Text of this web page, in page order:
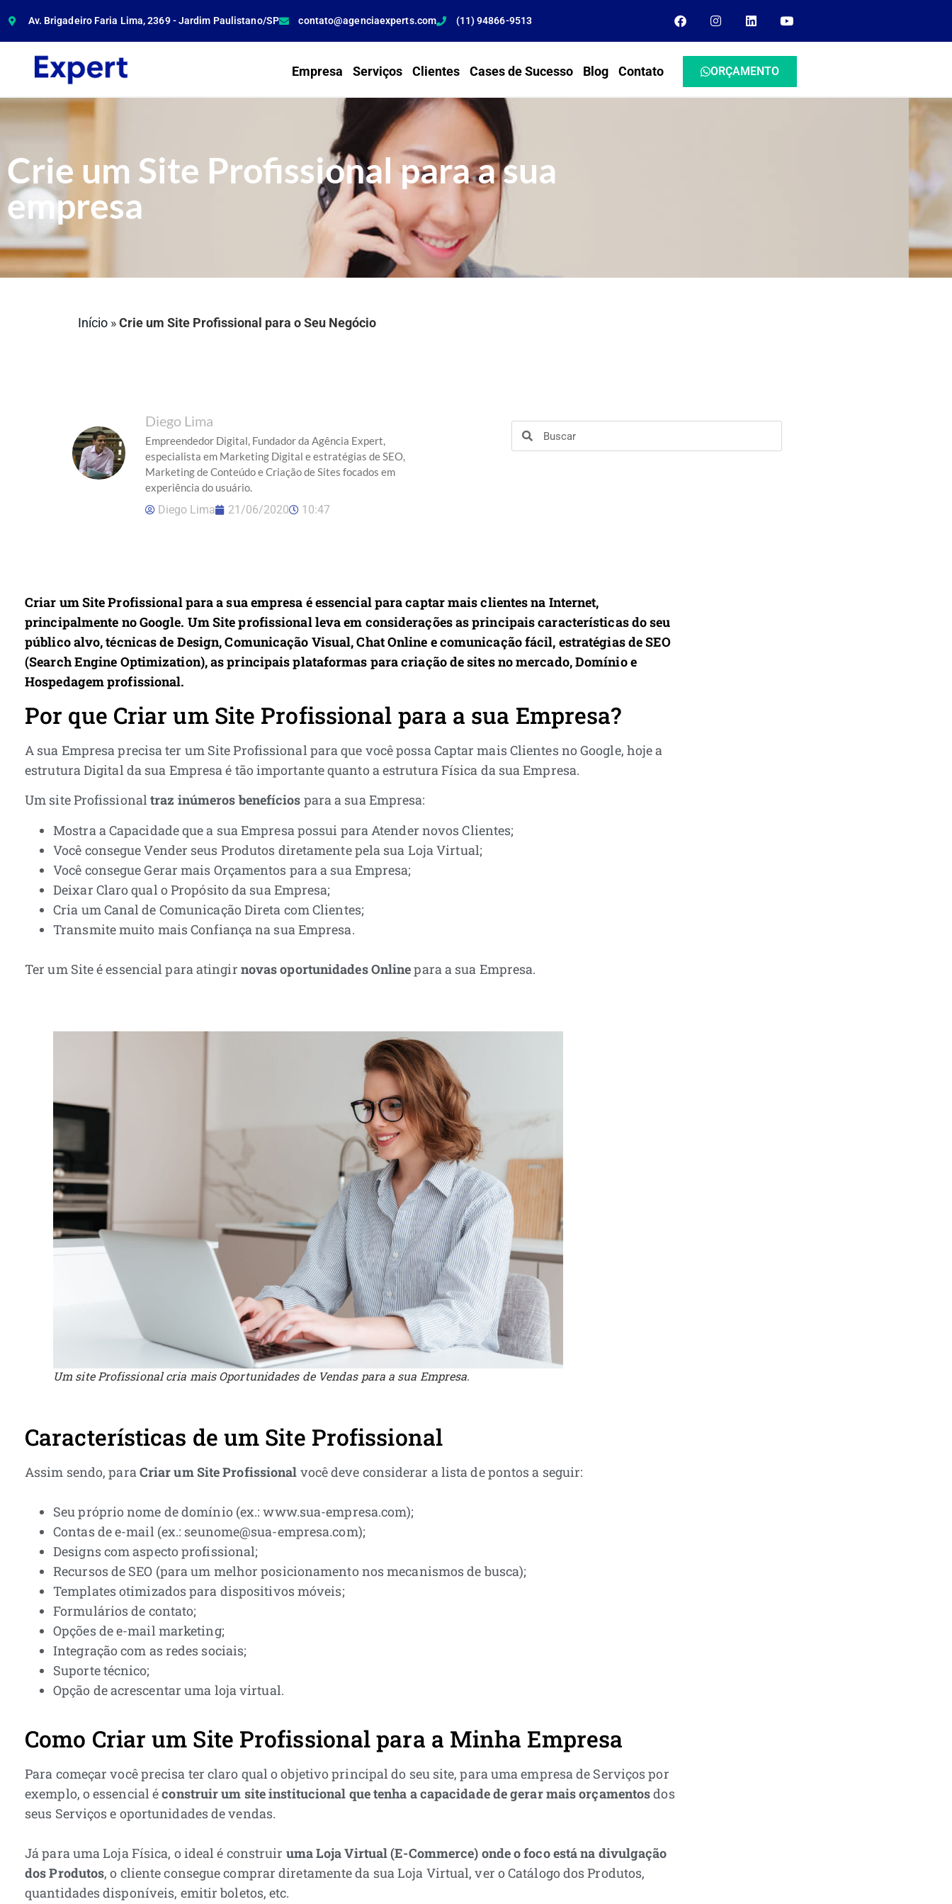
Av. Brigadeiro Faria Lima, 2369 - Jardim Paulistano/SP contato@agenciaexperts.com (11) 94866-9513
Empresa Serviços Clientes Cases de Sucesso Blog Contato ORÇAMENTO
Crie um Site Profissional para a sua
empresa
Início »Crie um Site Profissional para o Seu Negócio
Diego Lima
Empreendedor Digital, Fundador da Agência Expert,
especialista em Marketing Digital e estratégias de SEO,
Marketing de Conteúdo e Criação de Sites focados em
experiência do usuário.
Diego Lima 21/06/2020 10:47
Criar um Site Profissional para a sua empresa é essencial para captar mais clientes na Internet,
principalmente no Google. Um Site profissional leva em considerações as principais características do seu
público alvo, técnicas de Design, Comunicação Visual, Chat Online e comunicação fácil, estratégias de SEO
(Search Engine Optimization), as principais plataformas para criação de sites no mercado, Domínio e
Hospedagem profissional.
Por que Criar um Site Profissional para a sua Empresa?
A sua Empresa precisa ter um Site Profissional para que você possa Captar mais Clientes no Google, hoje a
estrutura Digital da sua Empresa é tão importante quanto a estrutura Física da sua Empresa.
Um site Profissionaltraz inúmeros benefícios para a sua Empresa:
Mostra a Capacidade que a sua Empresa possui para Atender novos Clientes;
Você consegue Vender seus Produtos diretamente pela sua Loja Virtual;
Você consegue Gerar mais Orçamentos para a sua Empresa;
Deixar Claro qual o Propósito da sua Empresa;
Cria um Canal de Comunicação Direta com Clientes;
Transmite muito mais Confiança na sua Empresa.
Ter um Site é essencial para atingir novas oportunidades Onlinepara a sua Empresa.
Um site Profissional cria mais Oportunidades de Vendas para a sua Empresa.
Características de um Site Profissional
Assim sendo, paraCriar um Site Profissional você deve considerar a lista de pontos a seguir:
Seu próprio nome de domínio (ex.: www.sua-empresa.com);
Contas de e-mail (ex.: seunome@sua-empresa.com);
Designs com aspecto profissional;
Recursos de SEO (para um melhor posicionamento nos mecanismos de busca);
Templates otimizados para dispositivos móveis;
Formulários de contato;
Opções de e-mail marketing;
Integração com as redes sociais;
Suporte técnico;
Opção de acrescentar uma loja virtual.
Como Criar um Site Profissional para a Minha Empresa
Para começar você precisa ter claro qual o objetivo principal do seu site, para uma empresa de Serviços por
exemplo, o essencial éconstruir um site institucional que tenha a capacidade de gerar mais orçamentosdos
seus Serviços e oportunidades de vendas.
Já para uma Loja Física, o ideal é construir uma Loja Virtual (E-Commerce) onde o foco está na divulgação
dos Produtos, o cliente consegue comprar diretamente da sua Loja Virtual, ver o Catálogo dos Produtos,
quantidades disponíveis, emitir boletos, etc.